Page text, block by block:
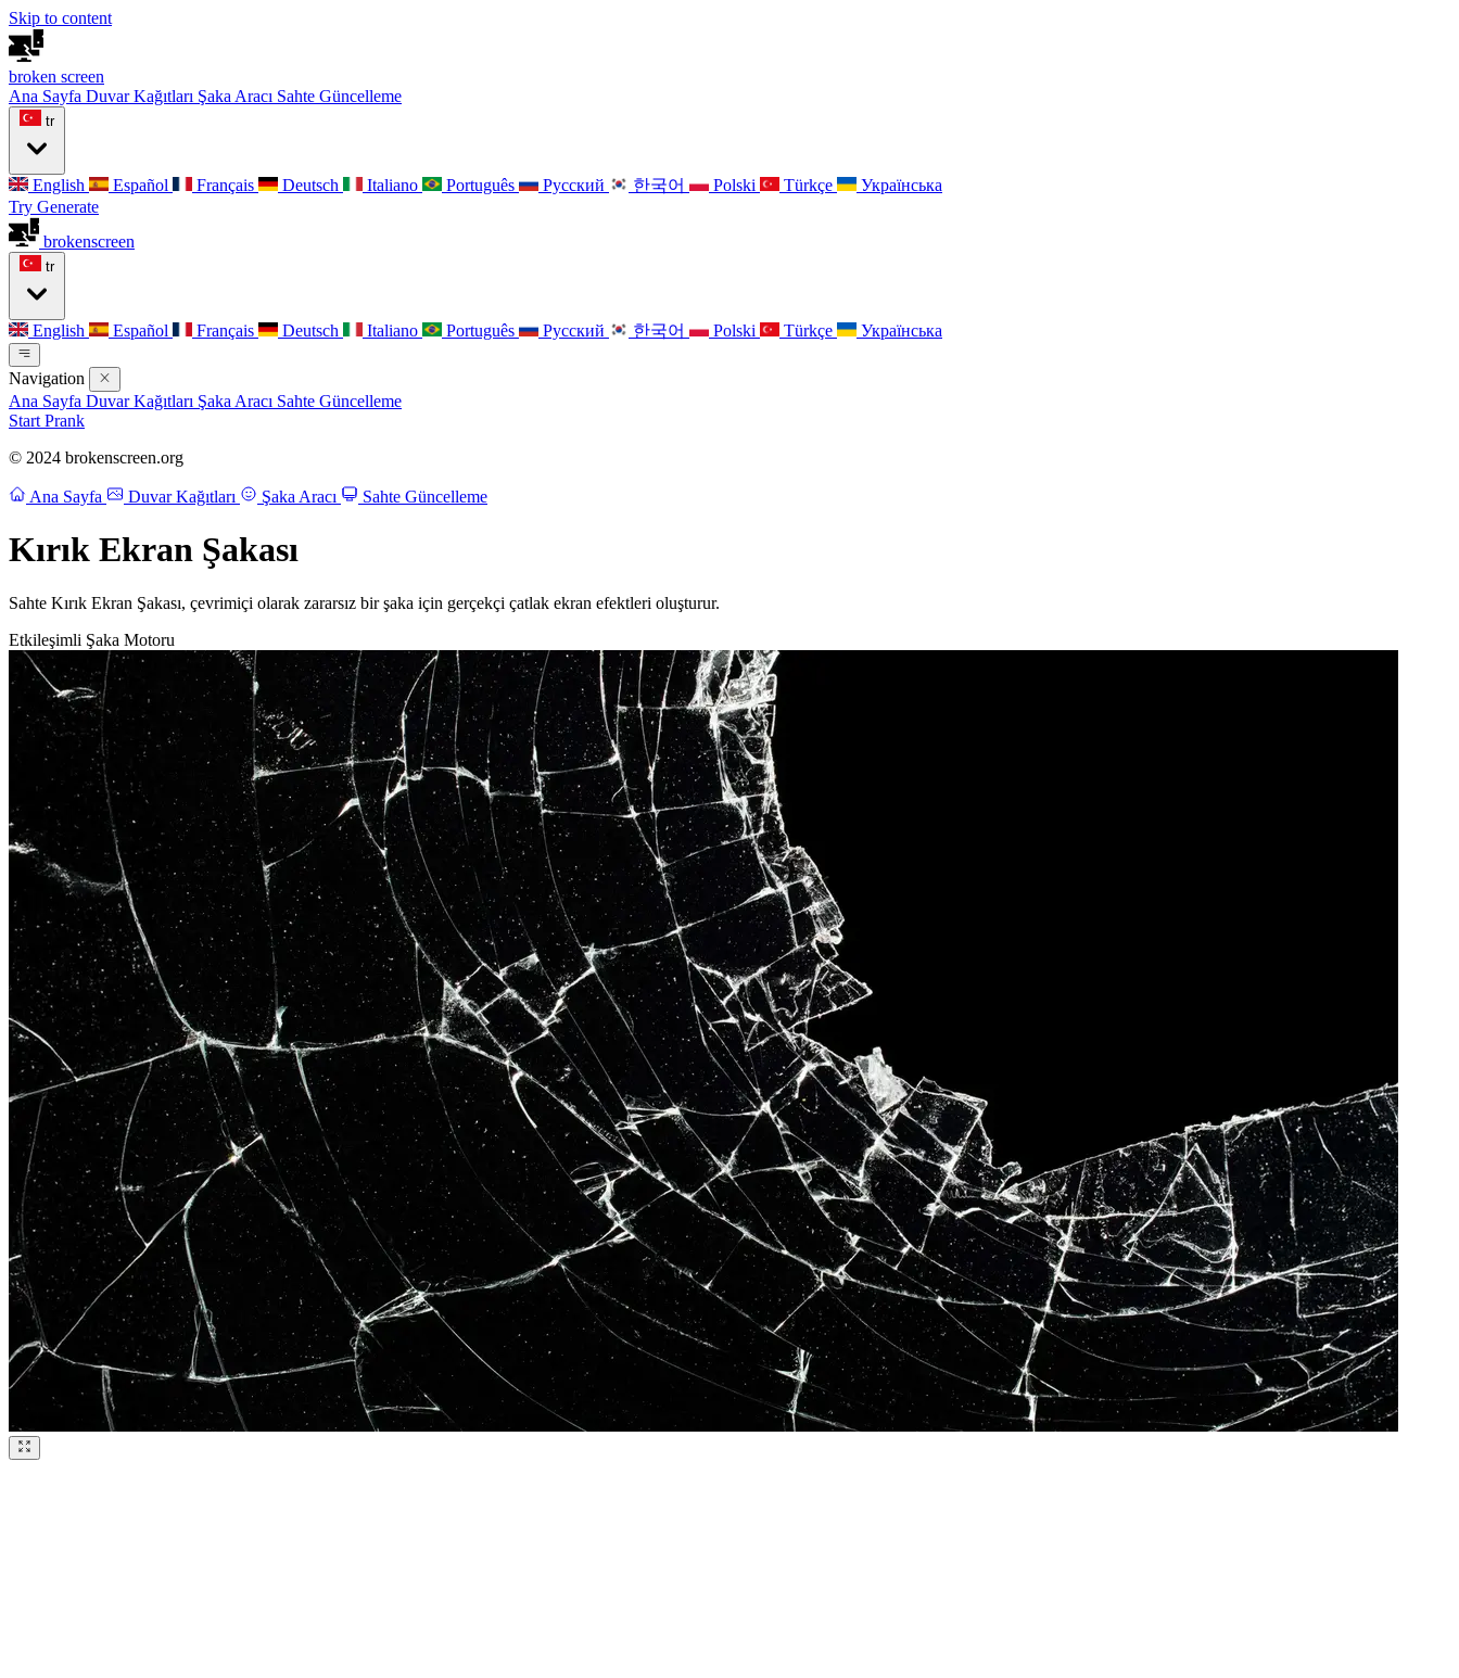
Skip to content
broken screen
Ana Sayfa Duvar Kağıtları Şaka Aracı Sahte Güncelleme
tr
English Español Français Deutsch Italiano Português Русский 한국어 Polski Türkçe
Українська
Try Generate
brokenscreen
tr
English Español Français Deutsch Italiano Português Русский 한국어 Polski Türkçe Українська
Navigation
Ana Sayfa Duvar Kağıtları Şaka Aracı Sahte Güncelleme
Start Prank
© 2024 brokenscreen.org
Ana Sayfa Duvar Kağıtları Şaka Aracı Sahte Güncelleme
Kırık Ekran Şakası
Sahte Kırık Ekran Şakası, çevrimiçi olarak zararsız bir şaka için gerçekçi çatlak ekran efektleri oluşturur.
Etkileşimli Şaka Motoru